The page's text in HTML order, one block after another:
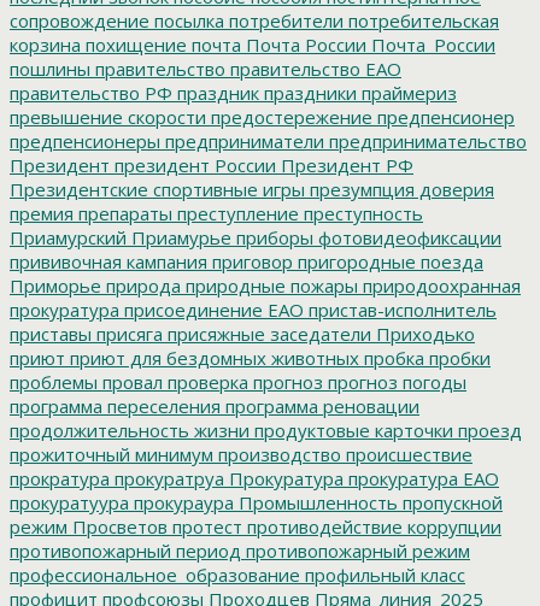
сопровождение посылка потребители потребительская
корзина похищение почта Почта России Почта_России
пошлины правительство правительство ЕАО
правительство РФ праздник праздники праймериз
превышение скорости предостережение предпенсионер
предпенсионеры предприниматели предпринимательство
Президент президент России Президент РФ
Президентские спортивные игры презумпция доверия
премия препараты преступление преступность
Приамурский Приамурье приборы фотовидеофиксации
прививочная кампания приговор пригородные поезда
Приморье природа природные пожары природоохранная
прокуратура присоединение ЕАО пристав-исполнитель
приставы присяга присяжные заседатели Приходько
приют приют для бездомных животных пробка пробки
проблемы провал проверка прогноз прогноз погоды
программа переселения программа реновации
продолжительность жизни продуктовые карточки проезд
прожиточный минимум производство происшествие
прократура прокуратруа Прокуратура прокуратура ЕАО
прокуратуура прокураура Промышленность пропускной
режим Просветов протест противодействие коррупции
противопожарный период противопожарный режим
профессиональное_образование профильный класс
профицит профсоюзы Проходцев Пряма_линия_2025